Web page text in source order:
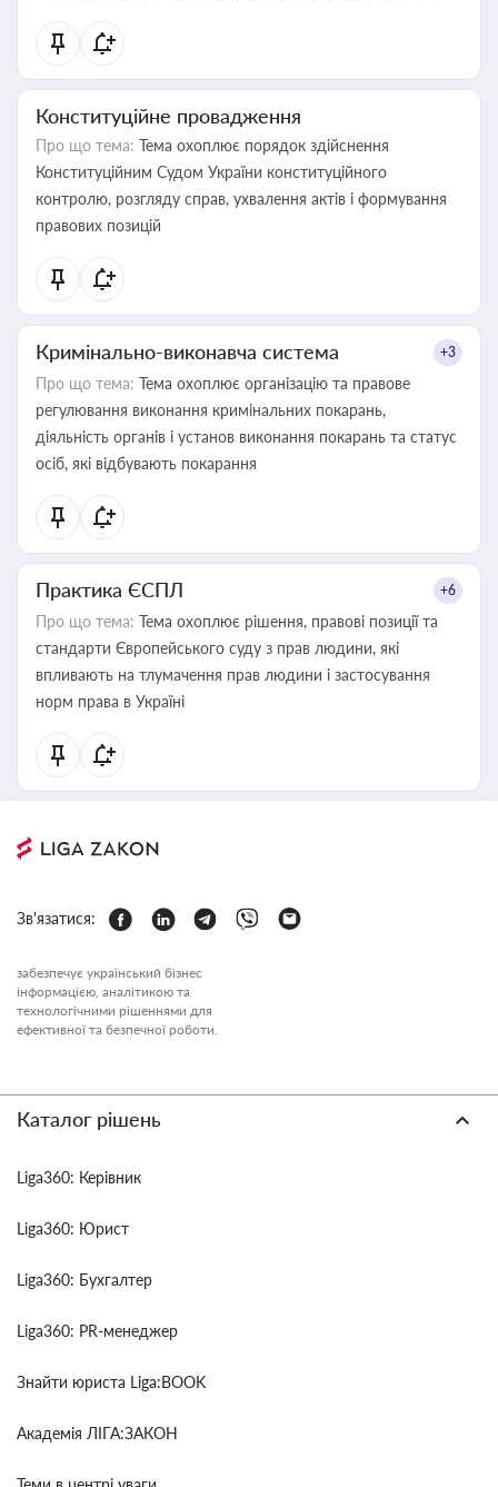
Конституційне провадження
Про що тема: Тема охоплює порядок здійснення
Конституційним Судом України конституційного
контролю, розгляду справ, ухвалення актів і формування
правових позицій
Кримінально-виконавча система +3
Про що тема: Тема охоплює організацію та правове
регулювання виконання кримінальних покарань,
діяльність органів і установ виконання покарань та статус
осіб, які відбувають покарання
Практика ЄСПЛ +6
Про що тема: Тема охоплює рішення, правові позиції та
стандарти Європейського суду з прав людини, які
впливають на тлумачення прав людини і застосування
норм права в Україні
Зв'язатися:
забезпечує український бізнес
інформацією, аналітикою та
технологічними рішеннями для
ефективної та безпечної роботи.
Каталог рішень
Liga360: Керівник
Liga360: Юрист
Liga360: Бухгалтер
Liga360: PR-менеджер
Знайти юриста Liga:BOOK
Академія ЛІГА:ЗАКОН